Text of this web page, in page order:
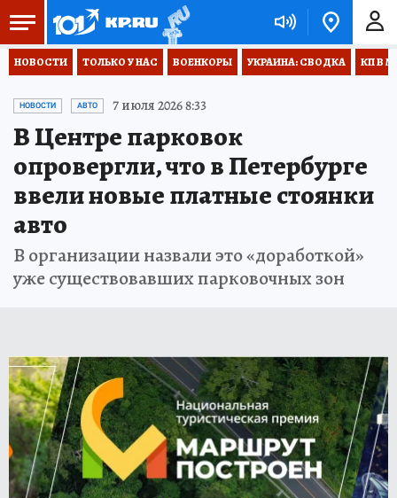
НОВОСТИ ТОЛЬКО У НАС ВОЕНКОРЫ УКРАИНА: СВОДКА КП В
НОВОСТИ АВТО 7 июля 2026 8:33
В Центре парковок
опровергли, что в Петербурге
ввели новые платные стоянки
авто
В организации назвали это «доработкой»
уже существовавших парковочных зон